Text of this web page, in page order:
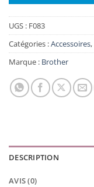
UGS : F083
Catégories :Accessoires,
Marque : Brother
DESCRIPTION
AVIS (0)